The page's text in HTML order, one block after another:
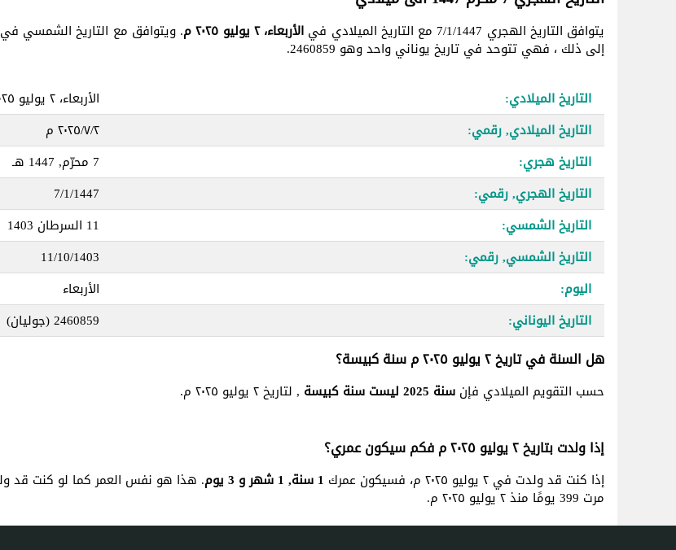
يتوافق التاريخ الهجري 7/1/1447 مع التاريخ الميلادي في الأربعاء، ٢ يوليو ٢٠٢٥ م . ويتوافق مع التاريخ الشمسي في 11 السرطان 1403 ، جميع هذه التواريخ في يوم
إلى ذلك ، فهي تتوحد في تاريخ يوناني واحد وهو 2460859.
التاريخ الميلادي:
الأربعاء، ٢ يوليو ٢٠٢٥ م
التاريخ الميلادي, رقمي:
٢‏/٧‏/٢٠٢٥ م
التاريخ هجري:
7 محرّم, 1447 هـ
التاريخ الهجري, رقمي:
7/1/1447
التاريخ الشمسي:
11 السرطان 1403
التاريخ الشمسي, رقمي:
11/10/1403
اليوم:
الأربعاء
التاريخ اليوناني:
2460859(جوليان)
هل السنة في تاريخ ٢ يوليو ٢٠٢٥ م سنة كبيسة؟
حسب التقويم الميلادي فإن سنة 2025 ليست سنة كبيسة , لتاريخ ٢ يوليو ٢٠٢٥ م.
إذا ولدت بتاريخ ٢ يوليو ٢٠٢٥ م فكم سيكون عمري؟
إذا كنت قد ولدت في ٢ يوليو ٢٠٢٥ م، فسيكون عمرك 1 سنة, 1 شهر و 3 يوم
مرت 399 يومًا منذ ٢ يوليو ٢٠٢٥ م.